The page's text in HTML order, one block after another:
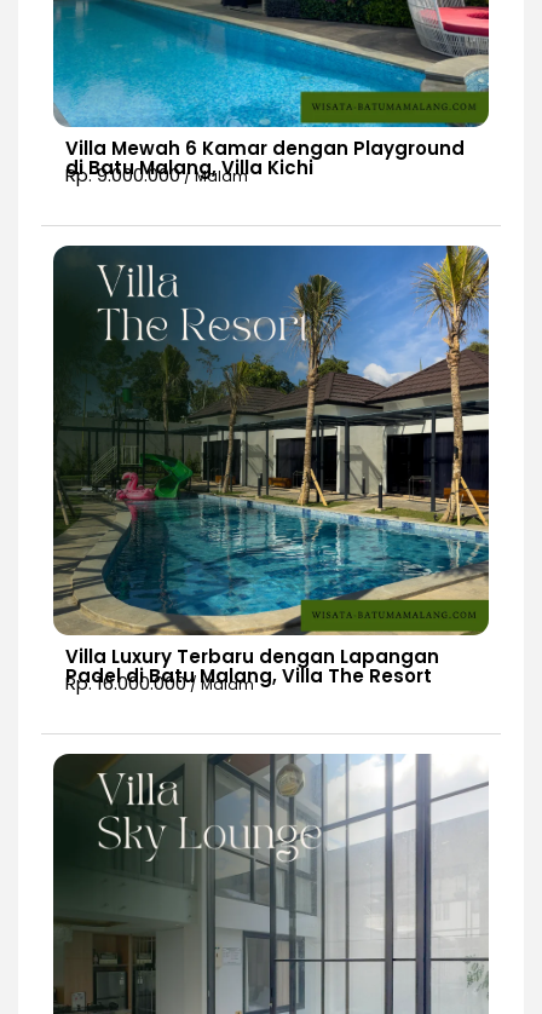
Villa Mewah 6 Kamar dengan Playground
di Batu Malang, Villa Kichi
Rp. 9.000.000/ Malam
Villa Luxury Terbaru dengan Lapangan
Padel di Batu Malang, Villa The Resort
Rp. 16.000.000/ Malam